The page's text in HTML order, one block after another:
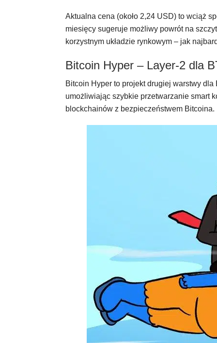
Aktualna cena (około 2,24 USD) to wciąż
miesięcy sugeruje możliwy powrót na
korzystnym układzie rynkowym – jak
Bitcoin Hyper – Layer-2 dla
Bitcoin Hyper to projekt drugiej warstwy
umożliwiając szybkie przetwarzanie smart
blockchainów z bezpieczeństwem Bitcoina.